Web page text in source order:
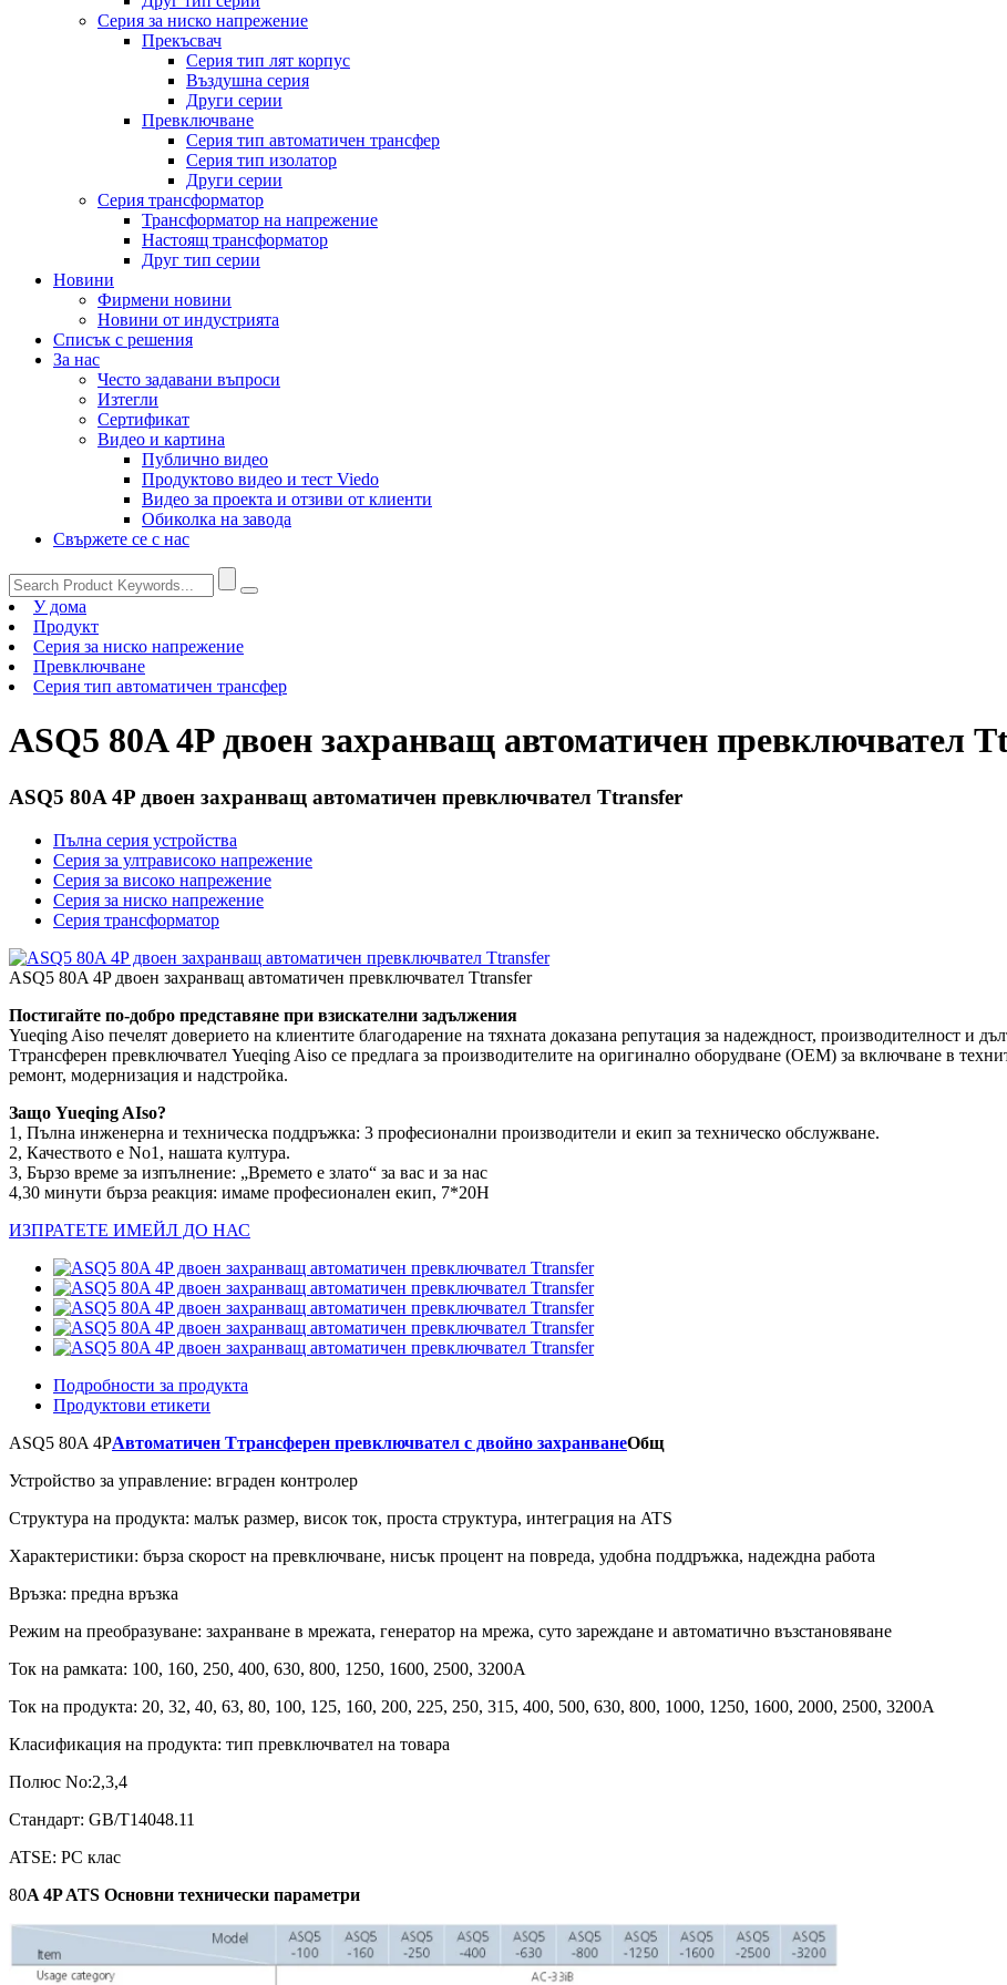
Серия за ниско напрежение
Прекъсвач
Серия тип лят корпус
Въздушна серия
Други серии
Превключване
Серия тип автоматичен трансфер
Серия тип изолатор
Други серии
Серия трансформатор
Трансформатор на напрежение
Настоящ трансформатор
Друг тип серии
Новини
Фирмени новини
Новини от индустрията
Списък с решения
За нас
Често задавани въпроси
Изтегли
Сертификат
Видео и картина
Публично видео
Продуктово видео и тест Viedo
Видео за проекта и отзиви от клиенти
Обиколка на завода
Свържете се с нас
У дома
Продукт
Серия за ниско напрежение
Превключване
Серия тип автоматичен трансфер
ASQ5 80A 4P двоен захранващ автоматичен превключвател
ASQ5 80A 4P двоен захранващ автоматичен превключвател Ttransfer
Пълна серия устройства
Серия за ултрависоко напрежение
Серия за високо напрежение
Серия за ниско напрежение
Серия трансформатор
ASQ5 80A 4P двоен захранващ автоматичен превключвател Ttransfer
Постигайте по-добро представяне при взискателни задължения
Yueqing Aiso печелят доверието на клиентите благодарение на тяхната доказана репутация за надеждност, производителност и
Tтрансферен превключвател Yueqing Aiso се предлага за производителите на оригинално оборудване (OEM) за включване в
ремонт, модернизация и надстройка.
Защо Yueqing AIso?
1, Пълна инженерна и техническа поддръжка: 3 професионални производители и екип за техническо обслужване.
2, Качеството е No1, нашата култура.
3, Бързо време за изпълнение: „Времето е злато“ за вас и за нас
4,30 минути бърза реакция: имаме професионален екип, 7*20H
ИЗПРАТЕТЕ ИМЕЙЛ ДО НАС
Подробности за продукта
Продуктови етикети
ASQ5 80A 4PАвтоматичен Tтрансферен превключвател с двойно захранванеОбщ
Устройство за управление: вграден контролер
Структура на продукта: малък размер, висок ток, проста структура, интеграция на ATS
Характеристики: бърза скорост на превключване, нисък процент на повреда, удобна поддръжка, надеждна работа
Връзка: предна връзка
Режим на преобразуване: захранване в мрежата, генератор на мрежа, суто зареждане и автоматично възстановяване
Ток на рамката: 100, 160, 250, 400, 630, 800, 1250, 1600, 2500, 3200A
Ток на продукта: 20, 32, 40, 63, 80, 100, 125, 160, 200, 225, 250, 315, 400, 500, 630, 800, 1000, 1250, 1600, 2000, 2500, 3200A
Класификация на продукта: тип превключвател на товара
Полюс No:2,3,4
Стандарт: GB/T14048.11
ATSE: PC клас
80A 4P ATS Основни технически параметри